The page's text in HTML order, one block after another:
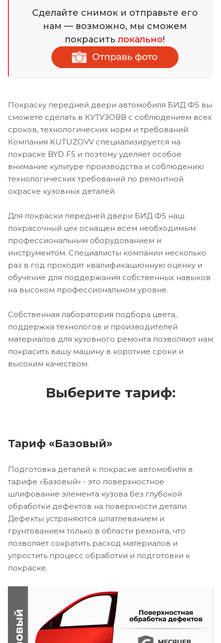
Сделайте снимок и отправьте его
нам — возможно, мы сможем
покраситьлокально!
Покраску передней двери автомобиля БИД Ф5 вы
сможете сделать в КУТУЗОВВ с соблюдением всех
сроков, технологических норм и требований.
Компания KUTUZOVV специализируется на
покраске BYD F5 и поэтому уделяет особое
внимание культуре производства и соблюдению
технологических требований по ремонтной
окраске кузовных деталей.
Для покраски передней двери БИД Ф5 наш
покрасочный цех оснащен всем необходимым
профессиональным оборудованием и
инструментом. Специалисты компании несколько
раз в год проходят квалификационную оценку и
обучение для поддержания собственных навыков
на высоком профессиональном уровне.
Собственная лаборатория подбора цвета,
поддержка технологов и производителей
материалов для кузовного ремонта позволяют нам
покрасить вашу машину в короткие сроки и
высоким качеством.
Выберите тариф:
Тариф «Базовый»
Подготовка деталей к покраске автомобиля в
тарифе «Базовый» - это поверхностное
шлифование элемента кузова без глубокой
обработки дефектов на поверхности детали.
Дефекты устраняются шпатлеванием и
грунтованием только в области ремонта, что
позволяет сократить расход материалов и
упростить процесс обработки и подготовки к
покраске.